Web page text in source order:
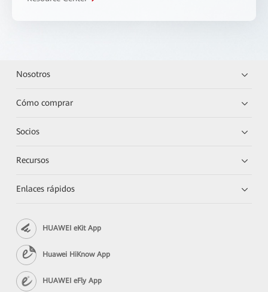
Nosotros
Cómo comprar
Socios
Recursos
Enlaces rápidos
HUAWEI eKit App
Huawei HiKnow App
HUAWEI eFly App